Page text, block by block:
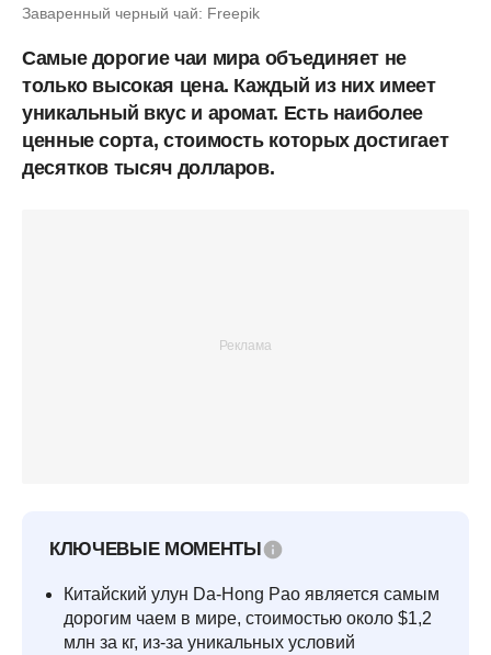
Заваренный черный чай: Freepik
Самые дорогие чаи мира объединяет не
только высокая цена. Каждый из них имеет
уникальный вкус и аромат. Есть наиболее
ценные сорта, стоимость которых достигает
десятков тысяч долларов.
КЛЮЧЕВЫЕ МОМЕНТЫ
Китайский улун Da-Hong Pao является самым
дорогим чаем в мире, стоимостью около $1,2
млн за кг, из-за уникальных условий